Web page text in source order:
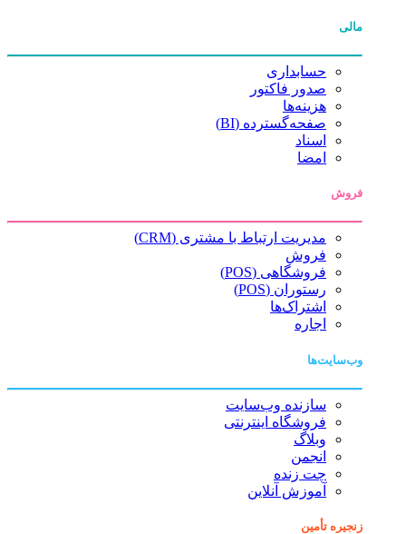
مالی
حسابداری
صدور فاکتور
هزینه‌ها
صفحه‌گسترده (BI)
اسناد
امضا
فروش
مدیریت ارتباط با مشتری (CRM)
فروش
فروشگاهی (POS)
رستوران (POS)
اشتراک‌ها
اجاره
وب‌سایت‌ها
سازنده وب‌سایت
فروشگاه اینترنتی
وبلاگ
انجمن
چت زنده
آموزش آنلاین
زنجیره تأمین